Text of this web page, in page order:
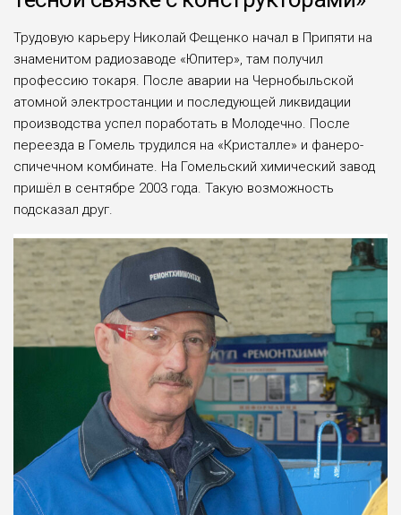
Трудовую карьеру Николай Фещенко начал в Припяти на
зна­менитом радиозаводе «Юпитер», там получил
профессию токаря. После аварии на Чернобыльской
атомной электростанции и после­дующей ликвидации
производства успел поработать в Молодечно. После
переезда в Гомель трудился на «Кристалле» и фанеро-
спичечном комбинате. На Гомельский химический завод
пришёл в сентябре 2003 года. Такую возможность
подсказал друг.